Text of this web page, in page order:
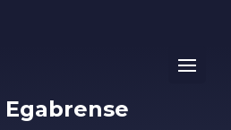
Egabrense